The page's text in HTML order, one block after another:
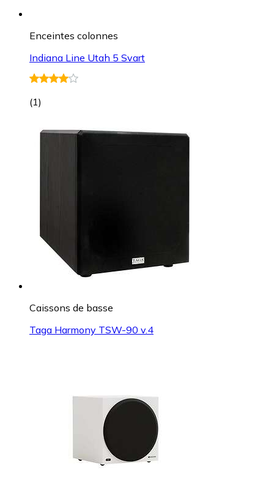
Enceintes colonnes
Indiana Line Utah 5 Svart
(1)
Caissons de basse
Taga Harmony TSW-90 v.4